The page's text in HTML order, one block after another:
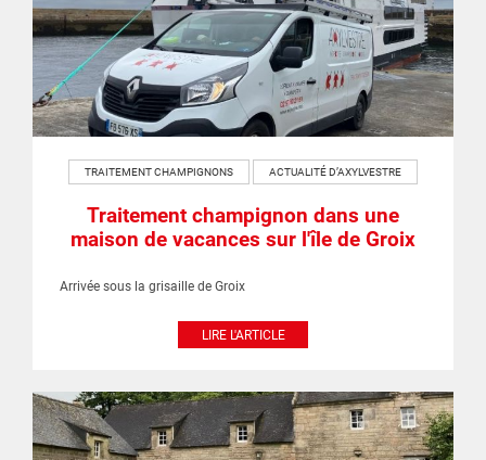
TRAITEMENT CHAMPIGNONS ACTUALITÉ D’AXYLVESTRE
Traitement champignon dans une
maison de vacances sur l'île de Groix
Arrivée sous la grisaille de Groix
LIRE L'ARTICLE